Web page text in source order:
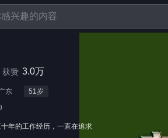
获赞 3.0万
东 51岁
年的工作经历，一直在追求